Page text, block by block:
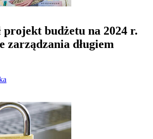
projekt budżetu na 2024 r.
zarządzania długiem